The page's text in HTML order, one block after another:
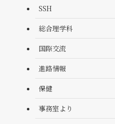
SSH
総合理学科
国際交流
進路情報
保健
事務室より